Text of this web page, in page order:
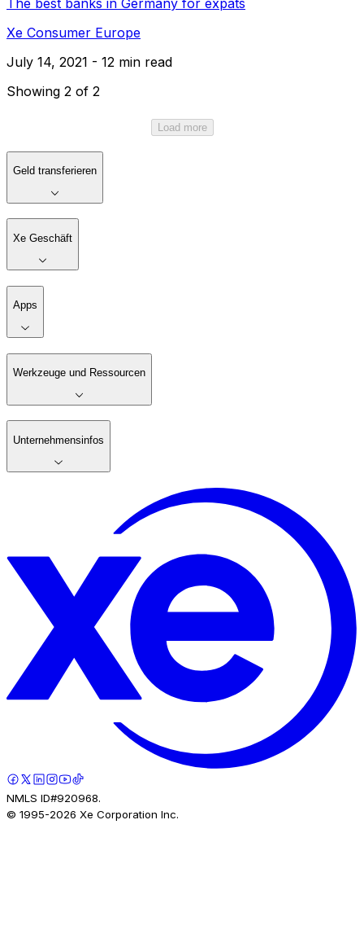
Xe Consumer Europe
July 14, 2021 - 12 min read
Showing 2 of 2
Load more
Geld transferieren
Xe Geschäft
Apps
Werkzeuge und Ressourcen
Unternehmensinfos
NMLS ID#920968.
© 1995-2026 Xe Corporation Inc.